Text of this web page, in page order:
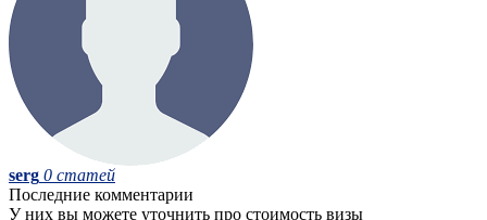
serg 0 статей
Последние комментарии
У них вы можете уточнить про стоимость визы